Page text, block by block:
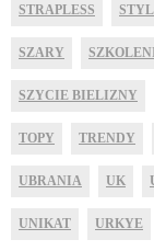
STRAPLESS STYL
SZARY
SZYCIE BIELIZNY
TOPY TRENDY
UBRANIA UK
UNIKAT URKYE